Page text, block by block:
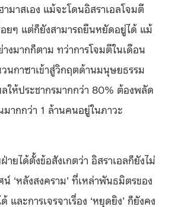
มาสเอง แม้จะโดนอิสราเอลโจมตี
อยๆ แต่ก็ยังสามารถยืนหยัดอยู่ได้ แม้
งมากก็ตาม ทว่าการโจมตีในเดือน
นกาซาเข้าสู่วิกฤตด้านมนุษยธรรม
ลให้ประชากรมากกว่า 80% ต้องพลัด
ากกว่า 1 ล้านคนอยู่ในภาวะ
ยได้ตั้งข้อสังเกตว่า อิสราเอลก็ยังไม่
‘หลังสงคราม’ ที่เหล่าพันธมิตรของ
และการเจรจาเรื่อง ‘หยุดยิง’ ก็ยังคง